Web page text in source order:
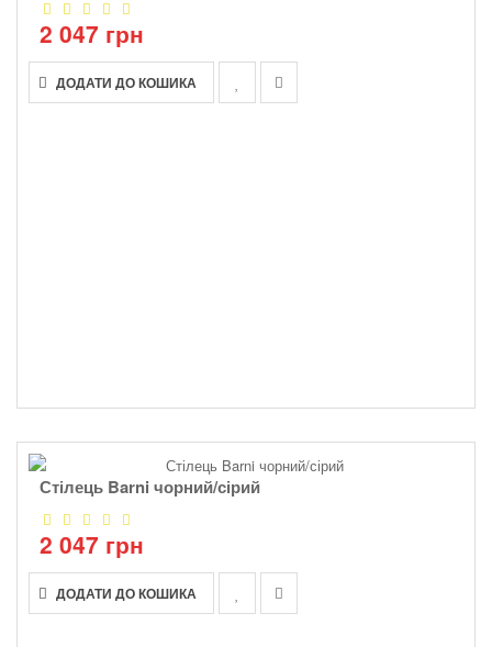
2 047 грн
ДОДАТИ ДО КОШИКА
Стілець Barni чорний/сірий
2 047 грн
ДОДАТИ ДО КОШИКА